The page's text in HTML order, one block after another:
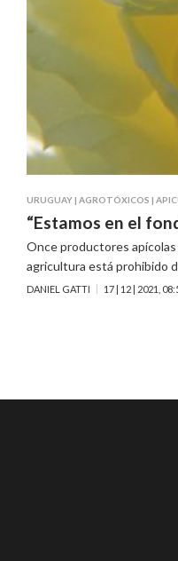
URUGUAY| AGROTÓXICOS |
“Estamos en el
Once productores
agricultura está prohibido
DANIEL GATTI 17 | 12 | 2021,